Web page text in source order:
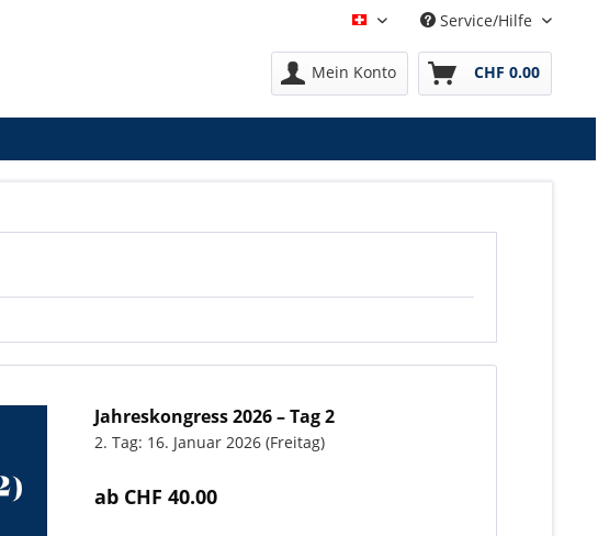
Deutsch Service/Hilfe
Mein Konto CHF 0.00
Jahreskongress 2026 – Tag 2
2. Tag: 16. Januar 2026 (Freitag)
ab CHF 40.00